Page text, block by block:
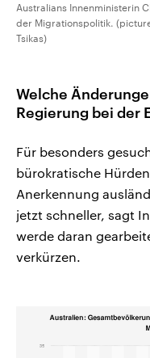
Australians Innenministerin
der Migrationspolitik.
Tsikas)
Welche
Regierung bei der
Für besonders
bürokratische
Anerkennung
jetzt schneller, sagt
werde daran
verkürzen.